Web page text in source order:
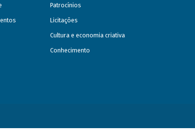
Patrocínios
Licitações
Cultura e economia criativa
Conhecimento